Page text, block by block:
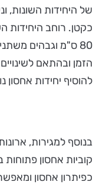
של היחידות השונות,
80 ס"מ וגבהים
הזמן ובהתאם
להוסיף יחידות אחסון
בנוסף למגירות,
קוביות אחסון
כפיתרון אחסון